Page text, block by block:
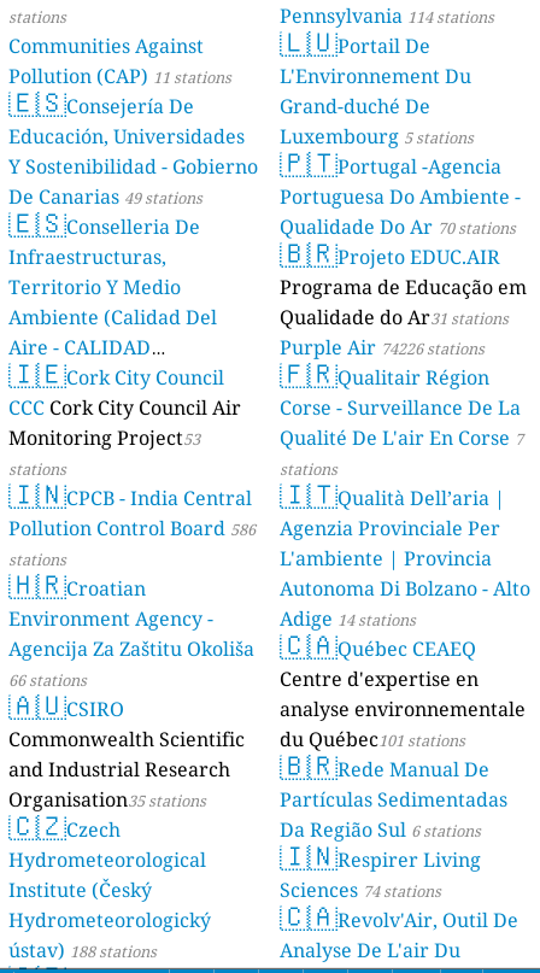
stations
Communities Against
Pollution (CAP) 11 stations
🇪🇸Consejería De
Educación, Universidades
Y Sostenibilidad - Gobierno
De Canarias 49 stations
🇪🇸Conselleria De
Infraestructuras,
Territorio Y Medio
Ambiente (Calidad Del
Aire - CALIDAD
AMBIENTAL) 23 stations
🇮🇪Cork City Council
CCC Cork City Council Air
Monitoring Project53
stations
🇮🇳CPCB - India Central
Pollution Control Board 586
stations
🇭🇷Croatian
Environment Agency -
Agencija Za Zaštitu Okoliša
66 stations
🇦🇺CSIRO
Commonwealth Scientific
and Industrial Research
Organisation35 stations
🇨🇿Czech
Hydrometeorological
Institute (Český
Hydrometeorologický
ústav) 188 stations
Pennsylvania 114 stations
🇱🇺Portail De
L'Environnement Du
Grand-duché De
Luxembourg 5 stations
🇵🇹Portugal -Agencia
Portuguesa Do Ambiente -
Qualidade Do Ar 70 stations
🇧🇷Projeto EDUC.AIR
Programa de Educação em
Qualidade do Ar31 stations
Purple Air 74226 stations
🇫🇷Qualitair Région
Corse - Surveillance De La
Qualité De L'air En Corse 7
stations
🇮🇹Qualità Dell’aria |
Agenzia Provinciale Per
L'ambiente | Provincia
Autonoma Di Bolzano - Alto
Adige 14 stations
🇨🇦Québec CEAEQ
Centre d'expertise en
analyse environnementale
du Québec101 stations
🇧🇷Rede Manual De
Partículas Sedimentadas
Da Região Sul 6 stations
🇮🇳Respirer Living
Sciences 74 stations
🇨🇦Revolv'Air, Outil De
Analyse De L'air Du